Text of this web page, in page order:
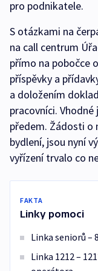
pro podnikatele.
S otázkami na
na call centrum
přímo na pobočce
příspěvky a
a doložením
pracovníci.
předem. Žádosti o
bydlení, jsou nyní
vyřízení trvalo co
FAKTA
Linky pomoci
Linka seniorů –
Linka 1212 –